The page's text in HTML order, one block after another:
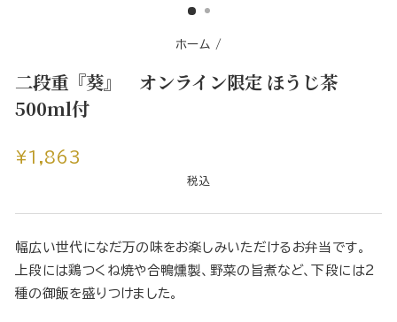
ホーム /
二段重『葵』 オンライン限定 ほうじ茶
500ml付
通
¥1,863
税込
幅広い世代になだ万の味をお楽しみいただけるお弁当です。
上段には鶏つくね焼や合鴨燻製、野菜の旨煮など、下段には2
種の御飯を盛りつけました。